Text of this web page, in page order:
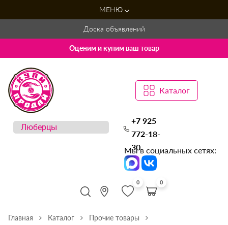
МЕНЮ
Доска объявлений
Оценим и купим ваш товар
Каталог
+7 925
772-18-
30
Мы в социальных сетях:
0 0
Главная Каталог
Прочие товары